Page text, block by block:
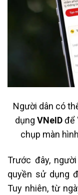
Người dân có
dụng VNeIDđể
chụp màn
Trước đây,
quyền sử dụng
Tuy nhiên, từ